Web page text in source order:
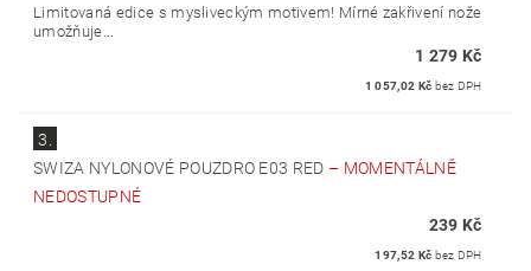
Limitovaná edice s mysliveckým motivem! Mírné zakřivení nože
umožňuje...
1 279 Kč
1 057,02 Kč bez DPH
3.
SWIZA NYLONOVÉ POUZDRO E03 RED – MOMENTÁLNĚ
NEDOSTUPNÉ
239 Kč
197,52 Kč bez DPH